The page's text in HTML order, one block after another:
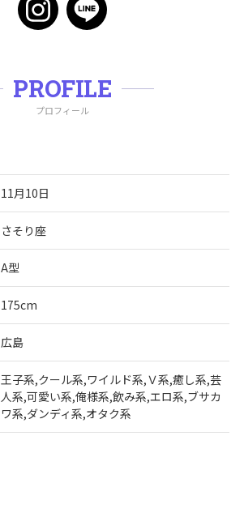
PROFILE
プロフィール
11月10日
さそり座
A型
175cm
広島
王子系,クール系,ワイルド系,Ｖ系,癒し系,芸
人系,可愛い系,俺様系,飲み系,エロ系,ブサカ
ワ系,ダンディ系,オタク系